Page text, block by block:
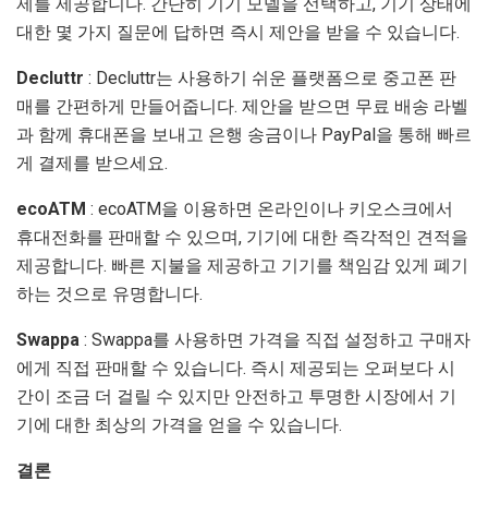
대한 몇 가지 질문에 답하면 즉시 제안을 받을 수 있습니다.
Decluttr : Decluttr는 사용하기 쉬운 플랫폼으로 중고폰 판
매를 간편하게 만들어줍니다. 제안을 받으면 무료 배송 라벨
과 함께 휴대폰을 보내고 은행 송금이나 PayPal을 통해 빠르
게 결제를 받으세요.
ecoATM : ecoATM을 이용하면 온라인이나 키오스크에서
휴대전화를 판매할 수 있으며, 기기에 대한 즉각적인 견적을
제공합니다. 빠른 지불을 제공하고 기기를 책임감 있게 폐기
하는 것으로 유명합니다.
Swappa : Swappa를 사용하면 가격을 직접 설정하고 구매자
에게 직접 판매할 수 있습니다. 즉시 제공되는 오퍼보다 시
간이 조금 더 걸릴 수 있지만 안전하고 투명한 시장에서 기
기에 대한 최상의 가격을 얻을 수 있습니다.
결론